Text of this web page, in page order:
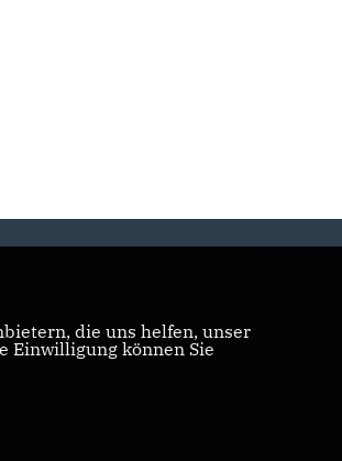
die uns helfen, unser
Einwilligung können Sie